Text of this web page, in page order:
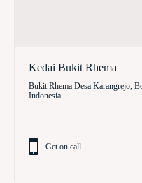
Kedai Bukit Rhema
Bukit Rhema Desa Karangrejo,
Indonesia
Get on call